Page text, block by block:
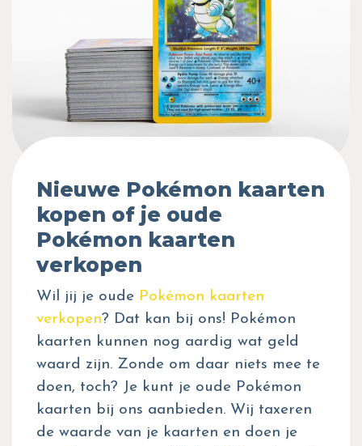
Nieuwe Pokémon kaarten
kopen of je oude
Pokémon kaarten
verkopen
Wil jij je oude Pokémon kaarten
verkopen? Dat kan bij ons! Pokémon
kaarten kunnen nog aardig wat geld
waard zijn. Zonde om daar niets mee te
doen, toch? Je kunt je oude Pokémon
kaarten bij ons aanbieden. Wij taxeren
de waarde van je kaarten en doen je